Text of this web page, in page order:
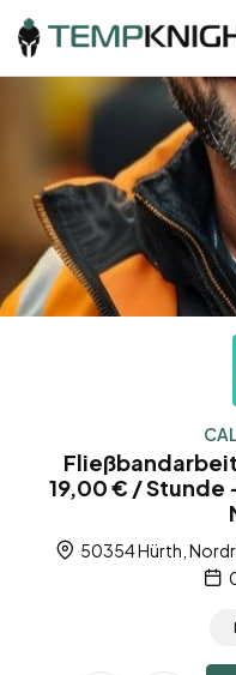
19,00 € / Stunde
50354 Hürth,